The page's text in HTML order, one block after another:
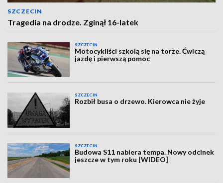
SZCZECIN
Tragedia na drodze. Zginął 16-latek
SZCZECIN
Motocykliści szkolą się na torze. Ćwiczą
jazdę i pierwszą pomoc
SZCZECIN
Rozbił busa o drzewo. Kierowca nie żyje
SZCZECIN
Budowa S11 nabiera tempa. Nowy odcinek
jeszcze w tym roku [WIDEO]